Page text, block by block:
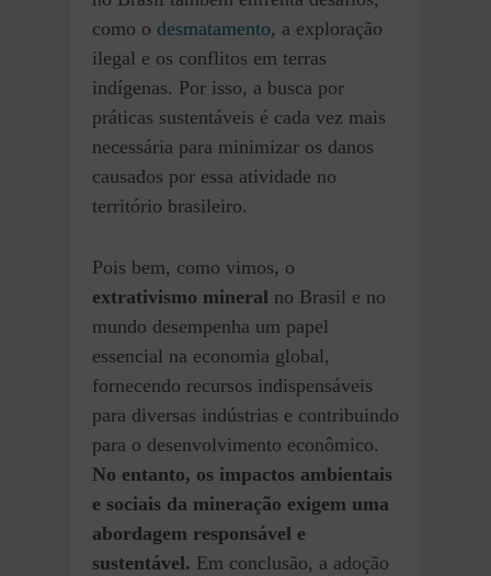
como o desmatamento, a exploração
ilegal e os conflitos em terras
indígenas. Por isso, a busca por
práticas sustentáveis é cada vez mais
necessária para minimizar os danos
causados por essa atividade no
território brasileiro.
Pois bem, como vimos, o
extrativismo mineral no Brasil e no
mundo desempenha um papel
essencial na economia global,
fornecendo recursos indispensáveis
para diversas indústrias e contribuindo
para o desenvolvimento econômico.
No entanto, os impactos ambientais
e sociais da mineração exigem uma
abordagem responsável e
sustentável. Em conclusão, a adoção